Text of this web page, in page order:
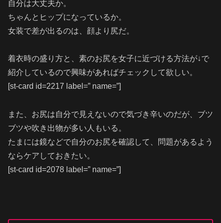
自分は大丈夫か。
ちゃんとヒップになっているか。
女装で差が出るのは、顔より尻だ。
着衣時の盛り方と、素のお尻を女子に近づける方法が↓で
紹介しているので興味があればチェックして欲しい。
[st-card id=2217 label=” name=”]
また、お尻は自分で見えないので気づき辛いのだが、ブツ
ブツや吹き出物が多い人もいる。
たまには鏡などで自分のお尻を確認して、問題があるよう
ならケアしておきたい。
[st-card id=2078 label=” name=”]